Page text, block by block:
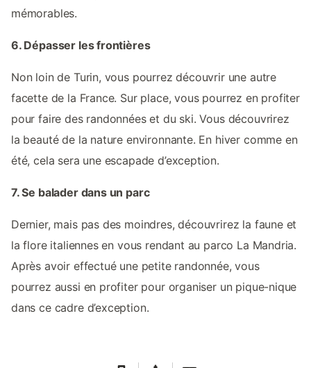
mémorables.
6. Dépasser les frontières
Non loin de Turin, vous pourrez découvrir une autre
facette de la France. Sur place, vous pourrez en profiter
pour faire des randonnées et du ski. Vous découvrirez
la beauté de la nature environnante. En hiver comme en
été, cela sera une escapade d’exception.
7. Se balader dans un parc
Dernier, mais pas des moindres, découvrirez la faune et
la flore italiennes en vous rendant au parco La Mandria.
Après avoir effectué une petite randonnée, vous
pourrez aussi en profiter pour organiser un pique-nique
dans ce cadre d’exception.